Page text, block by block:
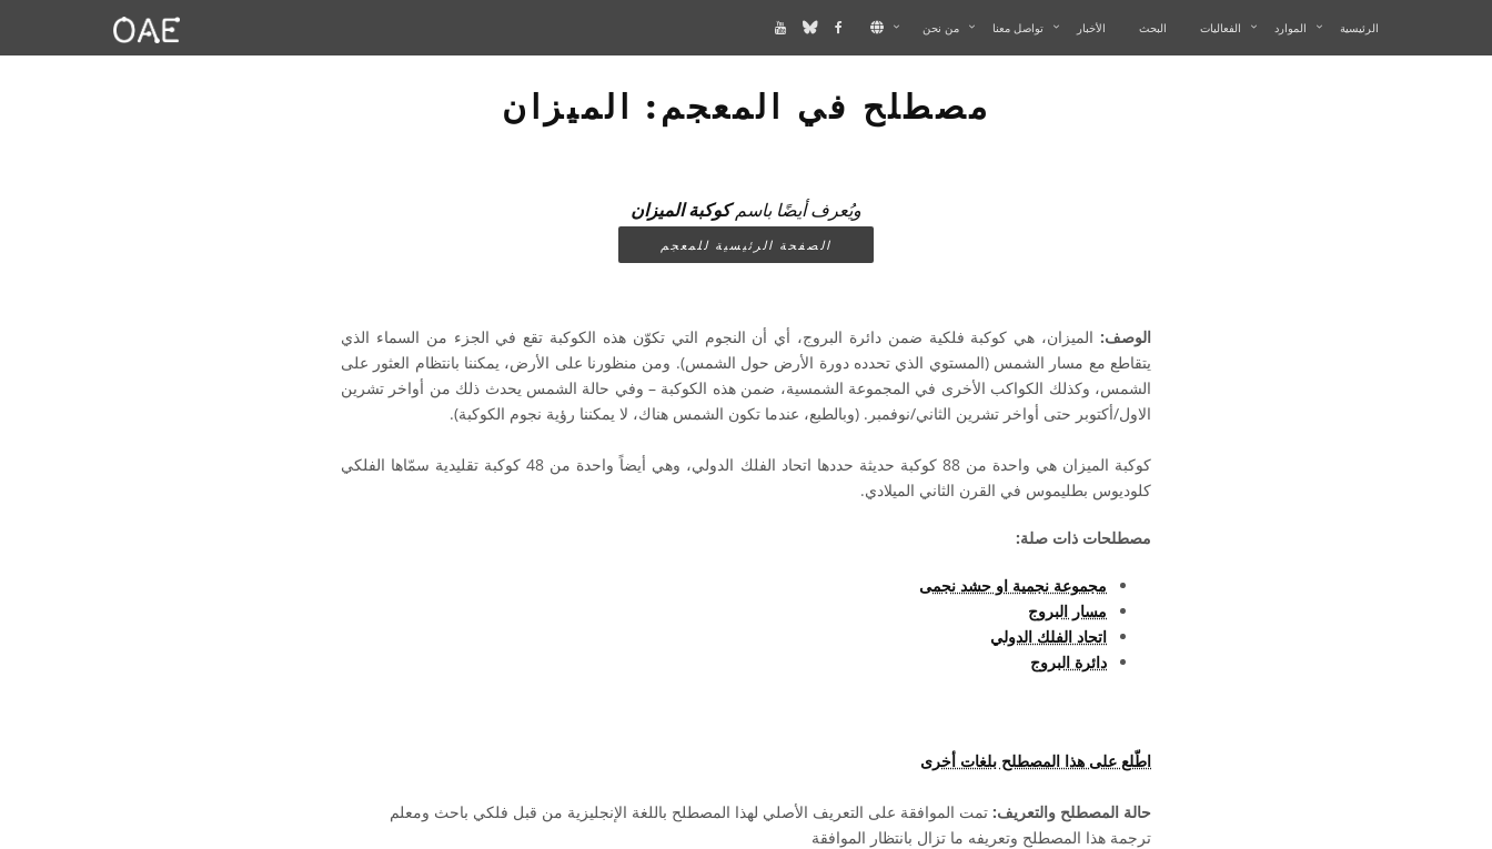
الرئيسية الموارد الفعاليات البحث الأخبار تواصل معنا من نحن
مصطلح في المعجم: الميزان
ويُعرف أيضًا باسمكوكبة الميزان
الصفحة الرئيسية للمعجم
الوصف: الميزان، هي كوكبة فلكية ضمن دائرة البروج، أي أن النجوم التي تكوّن هذه الكوكبة تقع في الجزء من السماء الذي
يتقاطع مع مسار الشمس (المستوي الذي تحدده دورة الأرض حول الشمس). ومن منظورنا على الأرض، يمكننا بانتظام العثور على
الشمس، وكذلك الكواكب الأخرى في المجموعة الشمسية، ضمن هذه الكوكبة – وفي حالة الشمس يحدث ذلك من أواخر تشرين
الاول/أكتوبر حتى أواخر تشرين الثاني/نوفمبر. (وبالطبع، عندما تكون الشمس هناك، لا يمكننا رؤية نجوم الكوكبة).
كوكبة الميزان هي واحدة من 88 كوكبة حديثة حددها اتحاد الفلك الدولي، وهي أيضاً واحدة من 48 كوكبة تقليدية سمّاها الفلكي
كلوديوس بطليموس في القرن الثاني الميلادي.
مصطلحات ذات صلة:
مجموعة نجمية او حشد نجمى
مسار البروج
اتحاد الفلك الدولي
دائرة البروج
اطّلع على هذا المصطلح بلغات أخرى
حالة المصطلح والتعريف: تمت الموافقة على التعريف الأصلي لهذا المصطلح باللغة الإنجليزية من قبل فلكي باحث ومعلم
ترجمة هذا المصطلح وتعريفه ما تزال بانتظار الموافقة